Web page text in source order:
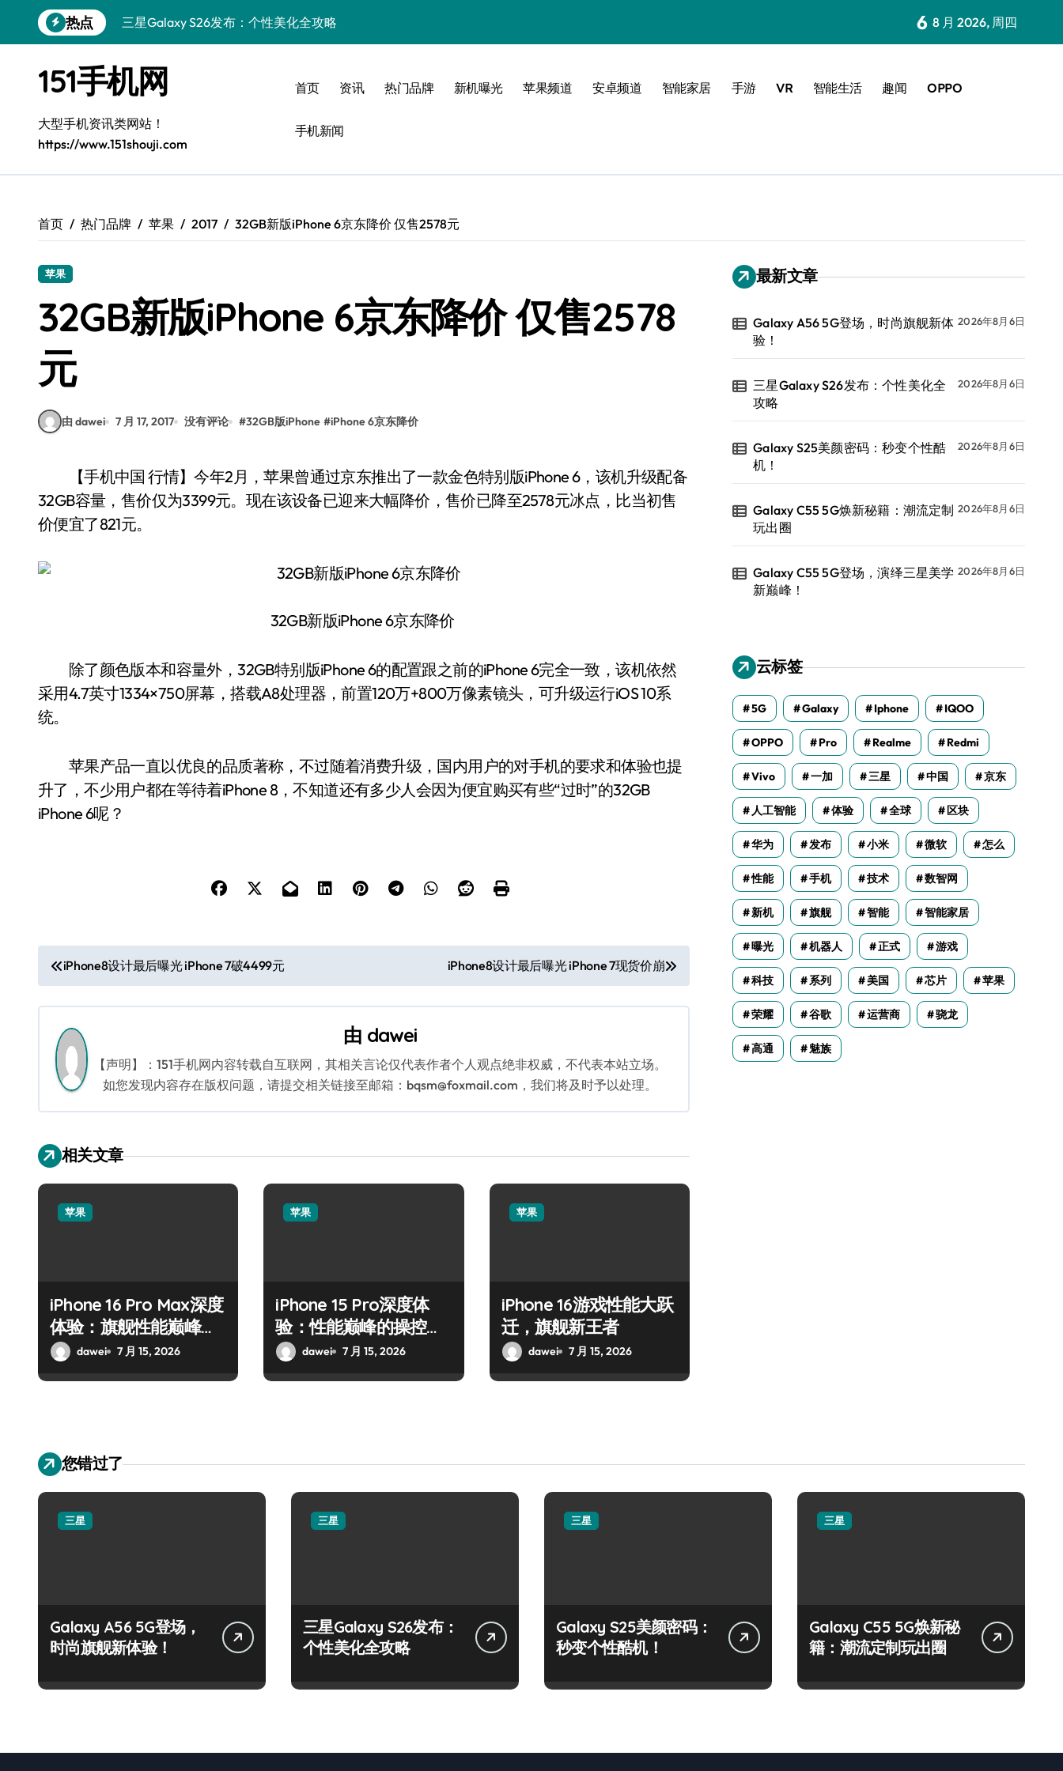
到
热点
三星Galaxy S26发布：个性美化全攻略
Galaxy C55 5G焕新秘籍：潮流定制玩出圈
Galaxy C55 5G登场，演绎三星美学新巅峰！
Galaxy Z Flip6：折叠新潮，炫美随行
Z Fold6折叠屏美学家，解锁高阶玩法
Galaxy S25+潮酷登场，定制你的美学之选
Galaxy A56 5G登场，时尚旗舰新体验！
6 8 月 2026, 周四
151手机网
大型手机资讯类网站！
https://www.151shouji.com
首页 资讯 热门品牌 新机曝光 苹果频道 安卓频道 智能家居 手游 VR 智能生活 趣闻 OPPO
手机新闻
首页 热门品牌 苹果 2017 32GB新版iPhone 6京东降价 仅售2578元
苹果
32GB新版iPhone 6京东降价 仅售2578
元
由 dawei 7 月 17, 2017 没有评论 #32GB版iPhone #iPhone 6京东降价
【手机中国 行情】今年2月，苹果曾通过京东推出了一款金色特别版iPhone 6，该机升级配备
32GB容量，售价仅为3399元。现在该设备已迎来大幅降价，售价已降至2578元冰点，比当初售
价便宜了821元。
32GB新版iPhone 6京东降价
除了颜色版本和容量外，32GB特别版iPhone 6的配置跟之前的iPhone 6完全一致，该机依然
采用4.7英寸1334×750屏幕，搭载A8处理器，前置120万+800万像素镜头，可升级运行iOS 10系
统。
苹果产品一直以优良的品质著称，不过随着消费升级，国内用户的对手机的要求和体验也提
升了，不少用户都在等待着iPhone 8，不知道还有多少人会因为便宜购买有些“过时”的32GB
iPhone 6呢？
文
章
导
航
iPhone8设计最后曝光 iPhone 7破4499元 iPhone8设计最后曝光 iPhone 7现货价崩
由 dawei
【声明】：151手机网内容转载自互联网，其相关言论仅代表作者个人观点绝非权威，不代表本站立场。
如您发现内容存在版权问题，请提交相关链接至邮箱：bqsm@foxmail.com，我们将及时予以处理。
相关文章
苹果
iPhone 16 Pro Max深度
体验：旗舰性能巅峰之
作
dawei 7 月 15, 2026
苹果
iPhone 15 Pro深度体
验：性能巅峰的操控艺
术
dawei 7 月 15, 2026
苹果
iPhone 16游戏性能大跃
迁，旗舰新王者
dawei 7 月 15, 2026
最新文章
Galaxy A56 5G登场，时尚旗舰新体
验！
2026年8月6日
三星Galaxy S26发布：个性美化全
攻略
2026年8月6日
Galaxy S25美颜密码：秒变个性酷
机！
2026年8月6日
Galaxy C55 5G焕新秘籍：潮流定制
玩出圈
2026年8月6日
Galaxy C55 5G登场，演绎三星美学
新巅峰！
2026年8月6日
云标签
5G Galaxy Iphone IQOO
OPPO Pro Realme Redmi
Vivo 一加 三星 中国 京东
人工智能 体验 全球 区块
华为 发布 小米 微软 怎么
性能 手机 技术 数智网
新机 旗舰 智能 智能家居
曝光 机器人 正式 游戏
科技 系列 美国 芯片 苹果
荣耀 谷歌 运营商 骁龙
高通 魅族
您错过了
三星
Galaxy A56 5G登场，
时尚旗舰新体验！
三星
三星Galaxy S26发布：
个性美化全攻略
三星
Galaxy S25美颜密码：
秒变个性酷机！
三星
Galaxy C55 5G焕新秘
籍：潮流定制玩出圈